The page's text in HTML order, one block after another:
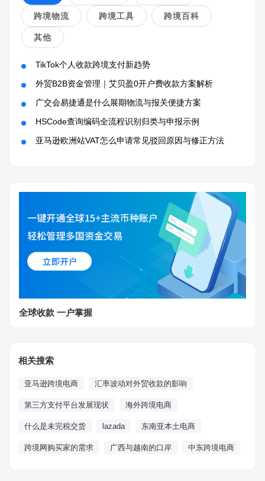
跨境物流 跨境工具 跨境百科
其他
TikTok个人收款跨境支付新趋势
外贸B2B资金管理｜艾贝盈0开户费收款方案解析
广交会易捷通是什么展期物流与报关便捷方案
HSCode查询编码全流程识别归类与申报示例
亚马逊欧洲站VAT怎么申请常见驳回原因与修正方法
全球收款 一户掌握
相关搜索
亚马逊跨境电商 汇率波动对外贸收款的影响
第三方支付平台发展现状 海外跨境电商
什么是未完税交货 lazada 东南亚本土电商
跨境网购买家的需求 广西与越南的口岸 中东跨境电商